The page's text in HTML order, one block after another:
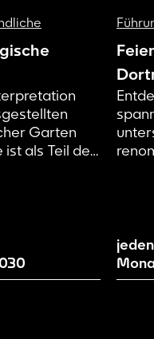
Garten
ist als Teil des